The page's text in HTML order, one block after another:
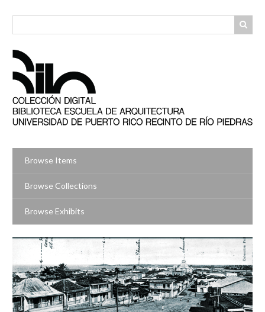
Browse Items
Browse Collections
Browse Exhibits